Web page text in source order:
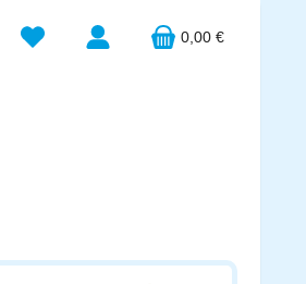
Du hast 0 Produkte auf dem
0,00 €